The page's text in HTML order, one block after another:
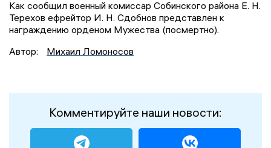
Как сообщил военный комиссар Собинского района Е. Н.
Терехов ефрейтор И. Н. Сдобнов представлен к
награждению орденом Мужества (посмертно).
Автор:
Михаил Ломоносов
Комментируйте наши новости: